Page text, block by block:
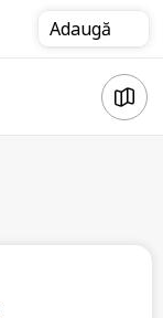
Adaugă